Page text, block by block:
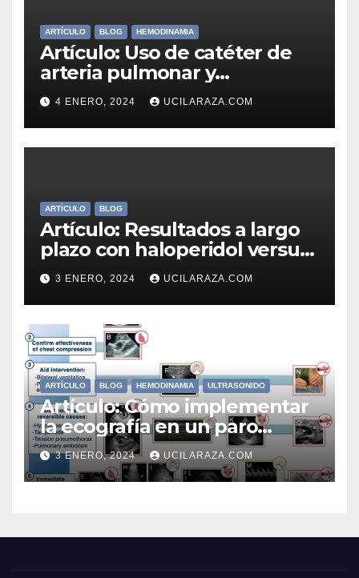
ARTÍCULO BLOG HEMODINAMIA
Artículo: Uso de catéter de
arteria pulmonar y
mortalidad en la unidad de
cuidados intensivos
cardíacos
4 ENERO, 2024 UCILARAZA.COM
ARTÍCULO BLOG
Artículo: Resultados a largo
plazo con haloperidol versus
placebo en pacientes adultos
ingresados ​​de forma aguda
en la UCI con delirio
3 ENERO, 2024 UCILARAZA.COM
ARTÍCULO BLOG HEMODINAMIA ULTRASONIDO
Artículo: Cómo implementar
la ecografía en un paro
cardíaco
3 ENERO, 2024 UCILARAZA.COM